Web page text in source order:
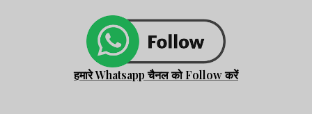
हमारे Whatsapp चैनल को Follow करें